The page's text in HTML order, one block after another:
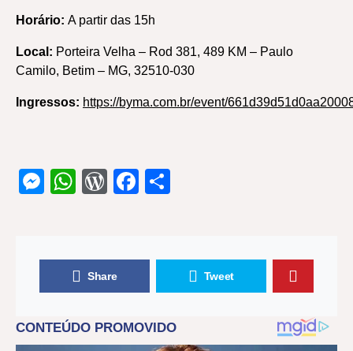
Horário: A partir das 15h
Local: Porteira Velha – Rod 381, 489 KM – Paulo
Camilo, Betim – MG, 32510-030
Ingressos: https://byma.com.br/event/
Messenger
WhatsApp
WordPress
Facebook
Share Tweet